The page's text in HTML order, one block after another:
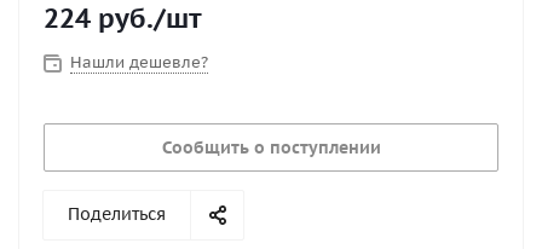
224 руб./шт
Нашли дешевле?
Сообщить о поступлении
Поделиться